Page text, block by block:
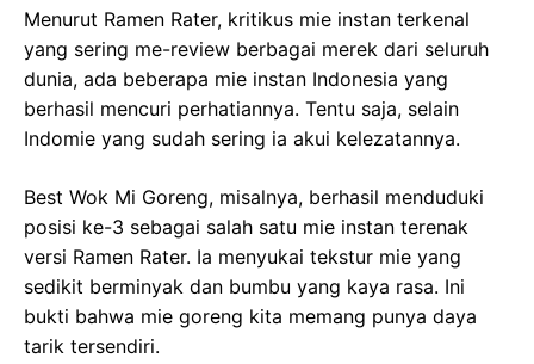
Menurut Ramen Rater, kritikus mie instan terkenal
yang sering me-review berbagai merek dari seluruh
dunia, ada beberapa mie instan Indonesia yang
berhasil mencuri perhatiannya. Tentu saja, selain
Indomie yang sudah sering ia akui kelezatannya.
Best Wok Mi Goreng, misalnya, berhasil menduduki
posisi ke-3 sebagai salah satu mie instan terenak
versi Ramen Rater. Ia menyukai tekstur mie yang
sedikit berminyak dan bumbu yang kaya rasa. Ini
bukti bahwa mie goreng kita memang punya daya
tarik tersendiri.